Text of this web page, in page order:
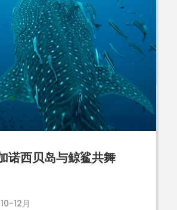
诺西贝岛与鲸鲨共舞
12月